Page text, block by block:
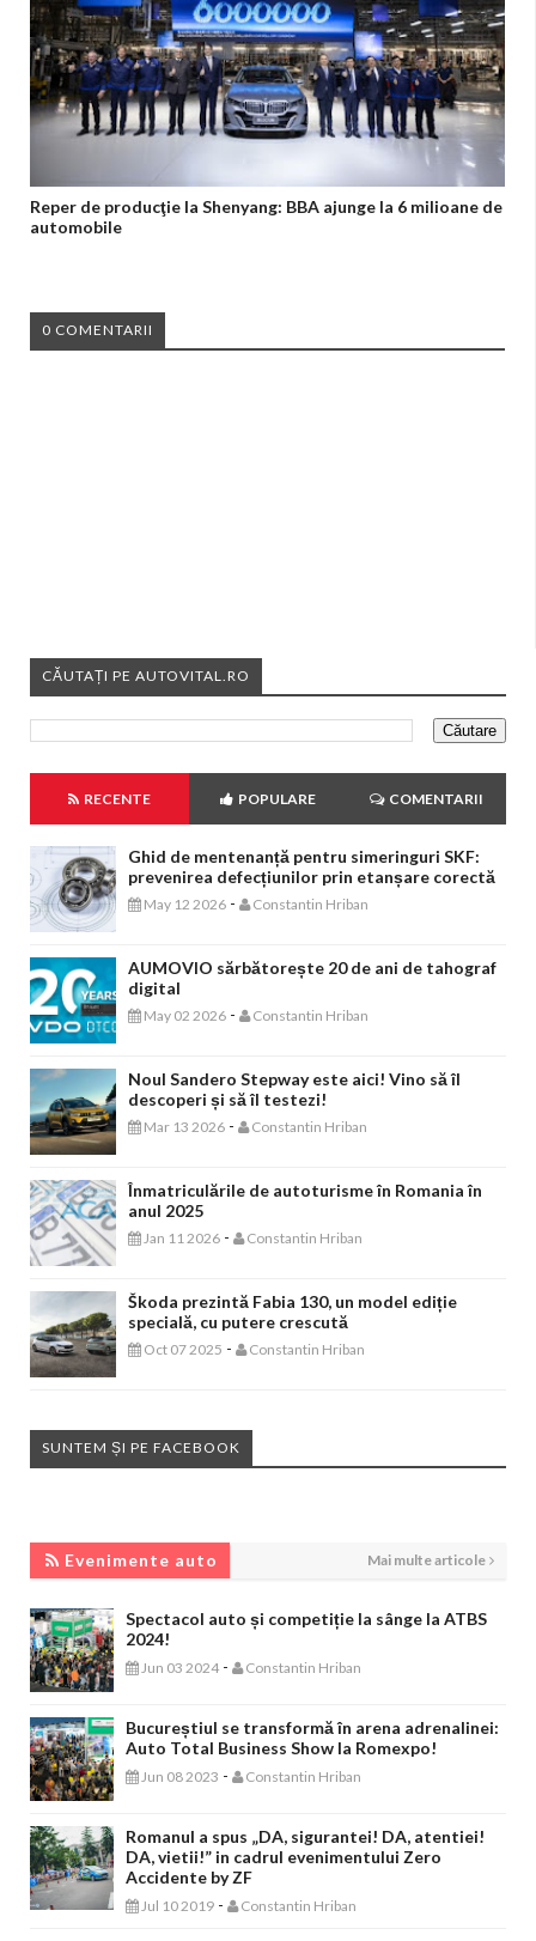
Reper de producţie la Shenyang: BBA ajunge la 6 milioane de
automobile
0 COMENTARII
CĂUTAȚI PE AUTOVITAL.RO
RECENTE POPULARE COMENTARII
Ghid de mentenanță pentru simeringuri SKF:
prevenirea defecțiunilor prin etanșare corectă
May 12 2026 - Constantin Hriban
AUMOVIO sărbătorește 20 de ani de tahograf
digital
May 02 2026 - Constantin Hriban
Noul Sandero Stepway este aici! Vino să îl
descoperi și să îl testezi!
Mar 13 2026 - Constantin Hriban
Înmatriculările de autoturisme în Romania în
anul 2025
Jan 11 2026 - Constantin Hriban
Škoda prezintă Fabia 130, un model ediție
specială, cu putere crescută
Oct 07 2025 - Constantin Hriban
SUNTEM ȘI PE FACEBOOK
Evenimente auto Mai multe articole
Spectacol auto și competiție la sânge la ATBS
2024!
Jun 03 2024 - Constantin Hriban
Bucureștiul se transformă în arena adrenalinei:
Auto Total Business Show la Romexpo!
Jun 08 2023 - Constantin Hriban
Romanul a spus „DA, sigurantei! DA, atentiei!
DA, vietii!” in cadrul evenimentului Zero
Accidente by ZF
Jul 10 2019 - Constantin Hriban